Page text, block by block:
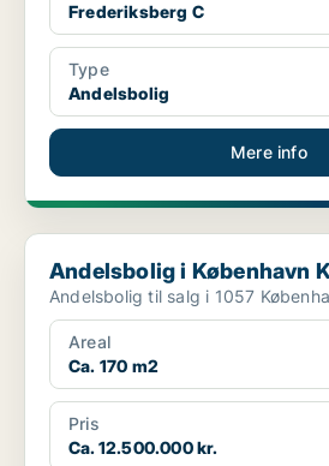
Frederiksberg C
Type
Andelsbolig
Mere info
Andelsbolig i København K
Andelsbolig i København
Andelsbolig til salg i 1057
Areal
Ca. 170 m2
Pris
Ca. 12.500.000 kr.